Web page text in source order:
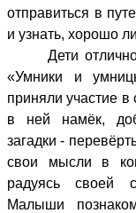
отправиться в
и узнать, хорошо
Дети отлично
«Умники и
приняли участие в
в ней намёк,
загадки -
свои мысли в
радуясь своей
Малыши